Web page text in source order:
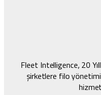
Fleet Intelligence, 20
şirketlere filo